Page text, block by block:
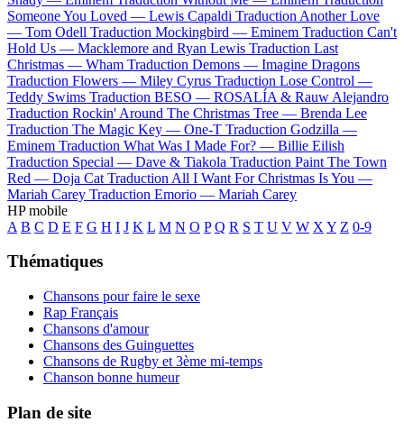
Someone You Loved — Lewis Capaldi Traduction Another Love
— Tom Odell Traduction Mockingbird — Eminem Traduction Can't
Hold Us — Macklemore and Ryan Lewis Traduction Last
Christmas — Wham Traduction Demons — Imagine Dragons
Traduction Flowers — Miley Cyrus Traduction Lose Control —
Teddy Swims Traduction BESO — ROSALÍA & Rauw Alejandro
Traduction Rockin' Around The Christmas Tree — Brenda Lee
Traduction The Magic Key — One-T Traduction Godzilla —
Eminem Traduction What Was I Made For? — Billie Eilish
Traduction Special — Dave & Tiakola Traduction Paint The Town
Red — Doja Cat Traduction All I Want For Christmas Is You —
Mariah Carey Traduction Emorio — Mariah Carey
HP mobile
A B C D E F G H I J K L M N O P Q R S T U V W X Y Z 0-9
Thématiques
Chansons pour faire le sexe
Rap Français
Chansons d'amour
Chansons des Guinguettes
Chansons de Rugby et 3ème mi-temps
Chanson bonne humeur
Plan de site